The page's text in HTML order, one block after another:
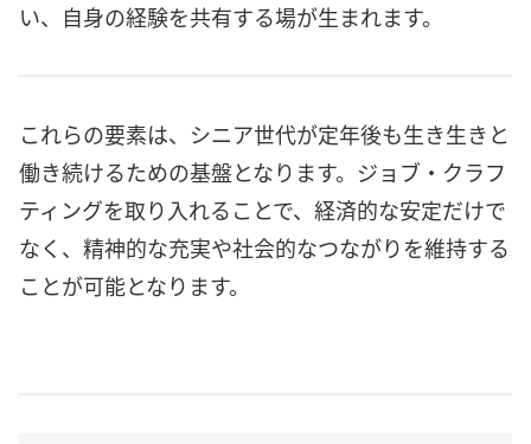
い、自身の経験を共有する場が生まれます。
これらの要素は、シニア世代が定年後も生き生きと
働き続けるための基盤となります。ジョブ・クラフ
ティングを取り入れることで、経済的な安定だけで
なく、精神的な充実や社会的なつながりを維持する
ことが可能となります。